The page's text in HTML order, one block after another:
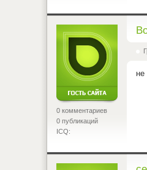
0 комментариев
0 публикаций
ICQ:
не